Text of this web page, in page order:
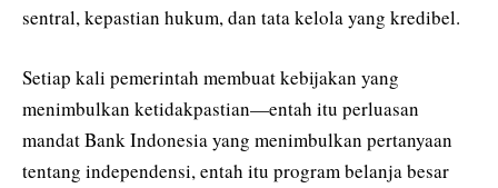
sentral, kepastian hukum, dan tata kelola yang kredibel.
Setiap kali pemerintah membuat kebijakan yang
menimbulkan ketidakpastian—entah itu perluasan
mandat Bank Indonesia yang menimbulkan pertanyaan
tentang independensi, entah itu program belanja besar